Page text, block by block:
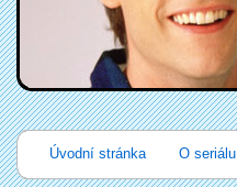
Úvodní stránka O seriálu